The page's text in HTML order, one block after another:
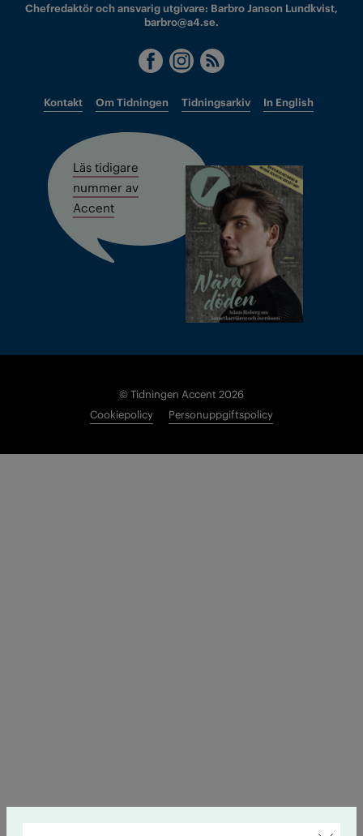
Chefredaktör och ansvarig utgivare: Barbro Janson Lundkvist,
barbro@a4.se.
Kontakt Om Tidningen Tidningsarkiv In English
Läs tidigare
nummer av
Accent
© Tidningen Accent 2026
Cookiepolicy
Personuppgiftspolicy